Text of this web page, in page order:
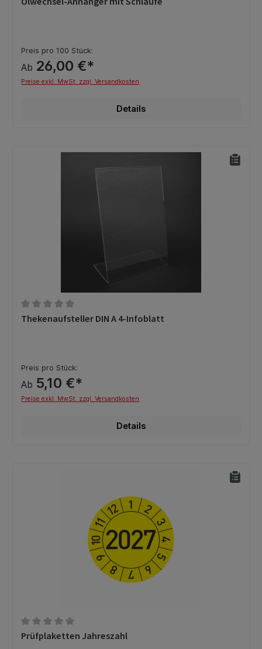
Preis pro 100 Stück:
Ab 26,00 €*
Preise exkl. MwSt. zzgl. Versandkosten
Details
Durchschnittliche Bewertung von 0 von 5 Sternen
Thekenaufsteller DIN A 4-Infoblatt
Preis pro Stück:
Ab 5,10 €*
Preise exkl. MwSt. zzgl. Versandkosten
Details
Durchschnittliche Bewertung von 0 von 5 Sternen
Prüfplaketten Jahreszahl